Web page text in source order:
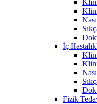
İç
Fizik